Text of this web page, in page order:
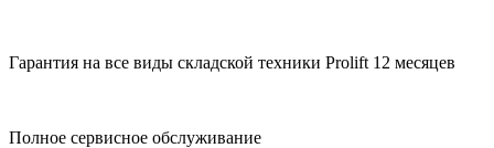
Гарантия на все виды складской техники Prolift 12 месяцев
Полное сервисное обслуживание